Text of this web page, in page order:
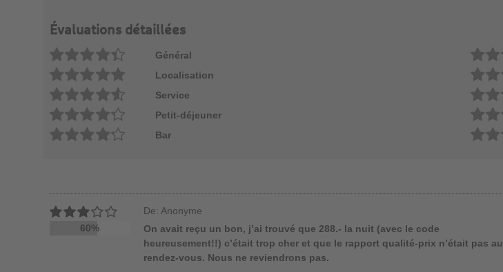
Évaluations détaillées
Général
Localisation
Service
Petit-déjeuner
Bar
60%
De: Anonyme
On avait reçu un bon, j’ai trouvé que 288.- la nuit (avec le code
heureusement!!) c’était trop cher et que le rapport qualité-prix n’était pas au
rendez-vous. Nous ne reviendrons pas.